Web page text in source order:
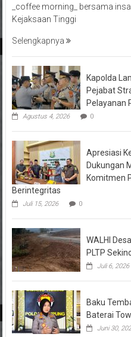
_coffee morning_ bersama
Kejaksaan Tinggi
Selengkapnya
Kapolda
Pejabat
Pelayanan
Agustus 4, 2026 0
Apresiasi
Dukungan
Komitmen
Berintegritas
Juli 15, 2026 0
WALHI
PLTP
Juli 6, 2026
Baku
Baterai
Juni 30,